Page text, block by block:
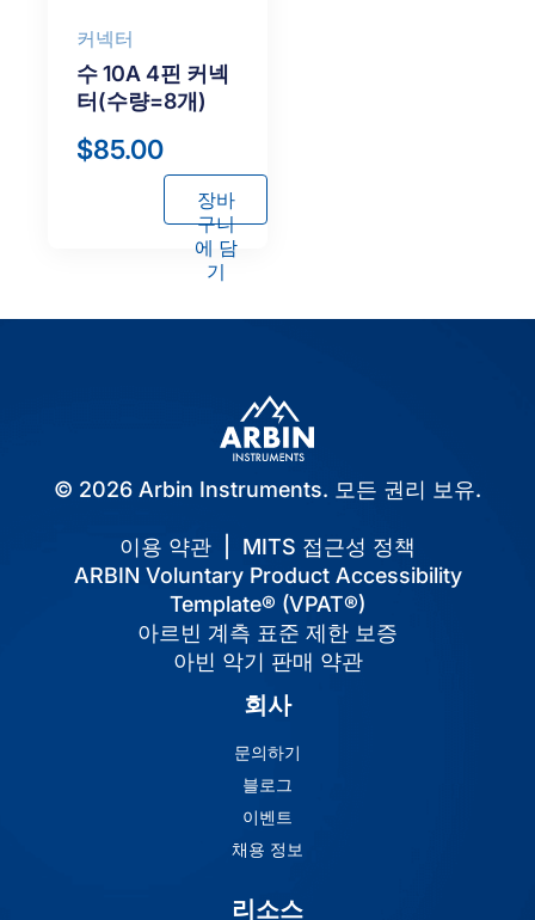
커넥터
수 10A 4핀 커넥
터(수량=8개)
$85.00
장바
구니
에 담
기
© 2026 Arbin Instruments. 모든 권리 보유.
이용 약관
MITS 접근성 정책
ARBIN Voluntary Product Accessibility
Template® (VPAT®)
아르빈 계측 표준 제한 보증
아빈 악기 판매 약관
회사
문의하기
블로그
이벤트
채용 정보
리소스